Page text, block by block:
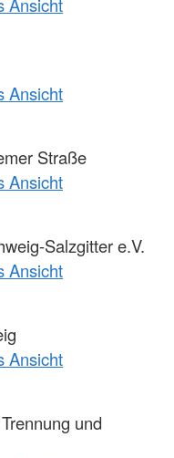
Ansicht
Ansicht
Straße
Ansicht
Salzgitter e.V.
Ansicht
Ansicht
und